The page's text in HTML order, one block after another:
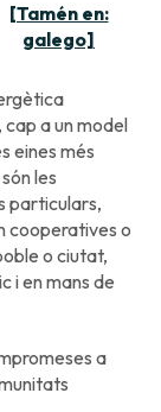
[Tamén en:
galego]
a un model
eines més
les
particulars,
cooperatives o
o ciutat,
i en mans de
a